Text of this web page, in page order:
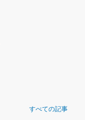
すべての記事